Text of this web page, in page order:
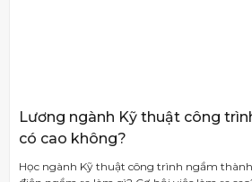
Lương ngành Kỹ thuật công
có cao không?
Học ngành Kỹ thuật công trình ngầm